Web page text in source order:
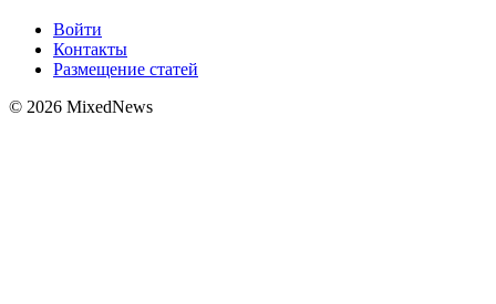
Войти
Контакты
Размещение статей
© 2026 MixedNews